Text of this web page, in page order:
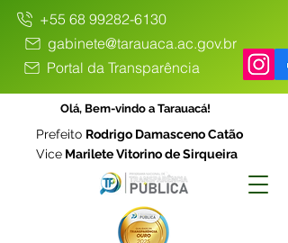
+55 68 99282-6130
gabinete@tarauaca.ac.gov.br
Portal da Transparência
Olá, Bem-vindo a Tarauacá!
Prefeito Rodrigo Damasceno Catão
Vice Marilete Vitorino de Sirqueira